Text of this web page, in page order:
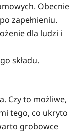
Obecnie
zapełnieniu.
dla ludzi i
składu.
Czy to możliwe,
tego, co ukryto
grobowce